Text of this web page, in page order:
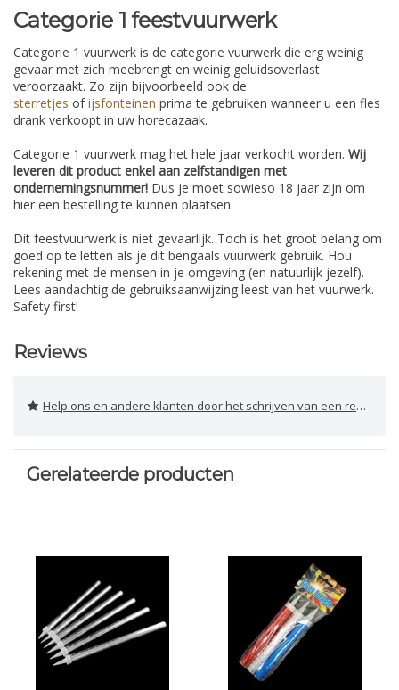
Categorie 1 feestvuurwerk
Categorie 1 vuurwerk is de categorie vuurwerk die erg weinig
gevaar met zich meebrengt en weinig geluidsoverlast
veroorzaakt. Zo zijn bijvoorbeeld ook de
sterretjes ofijsfonteinen prima te gebruiken wanneer u een fles
drank verkoopt in uw horecazaak.
Categorie 1 vuurwerk mag het hele jaar verkocht worden. Wij
leveren dit product enkel aan zelfstandigen met
ondernemingsnummer! Dus je moet sowieso 18 jaar zijn om
hier een bestelling te kunnen plaatsen.
Dit feestvuurwerk is niet gevaarlijk. Toch is het groot belang om
goed op te letten als je dit bengaals vuurwerk gebruik. Hou
rekening met de mensen in je omgeving (en natuurlijk jezelf).
Lees aandachtig de gebruiksaanwijzing leest van het vuurwerk.
Safety first!
Reviews
Help ons en andere klanten door het schrijven van een review
Gerelateerde producten